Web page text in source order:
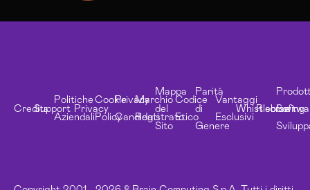
CreditsSupport
Politiche
Aziendali
Privacy
Cookie
Policy
Privacy
Candidati
Marchio
Registrato
Mappa
del
Sito
Codice
Etico
Parità
di
Genere
Vantaggi
Esclusivi
Whistleblowing
Risorse